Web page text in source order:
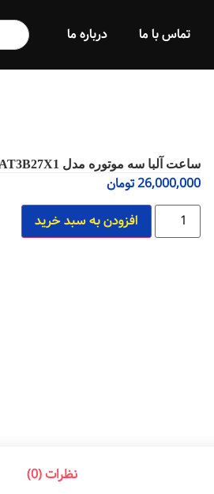
تماس با ما درباره ما
ساعت آلبا سه موتوره مدل AT3B27X1
26,000,000تومان
افزودن به سبد خرید
نظرات (0)